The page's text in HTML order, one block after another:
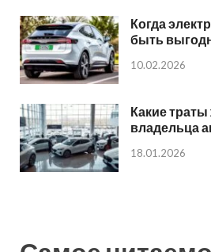
Когда
быть
10.02.2026
Какие
владельца
18.01.2026